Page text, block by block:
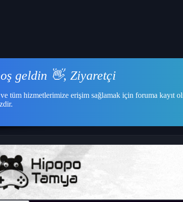
geldin 👋, Ziyaretçi
tüm hizmetlerimize erişim sağlamak için foruma kayıt